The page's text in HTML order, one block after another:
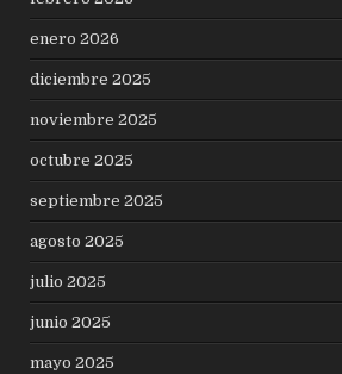
enero 2026
diciembre 2025
noviembre 2025
octubre 2025
septiembre 2025
agosto 2025
julio 2025
junio 2025
mayo 2025